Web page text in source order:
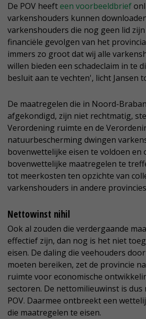
De POV heefteen voorbeeldbrief
varkenshouders kunnen
varkenshouders die nog geen lid zijn
financiële gevolgen van het
immers zo groot dat wij alle
willen bieden een schadeclaim in te
besluit aan te vechten', licht Jansen
De maatregelen die in Noord-
afgekondigd, zijn niet rechtmatig,
Verordening ruimte en de
natuurbescherming dwingen
bovenwettelijke eisen te voldoen en
bovenwettelijke maatregelen te
tot meerkosten ten opzichte van
varkenshouders in andere
Nettowinst nihil
Ook al zouden die verdergaande
effectief zijn, dan nog is het niet
eisen. De daling die veehouders
moeten bereiken, zet de provincie
ruimte voor economische
sectoren. De nettomilieuwinst is dus
POV. Daarmee ontbreekt een
die maatregelen te eisen.